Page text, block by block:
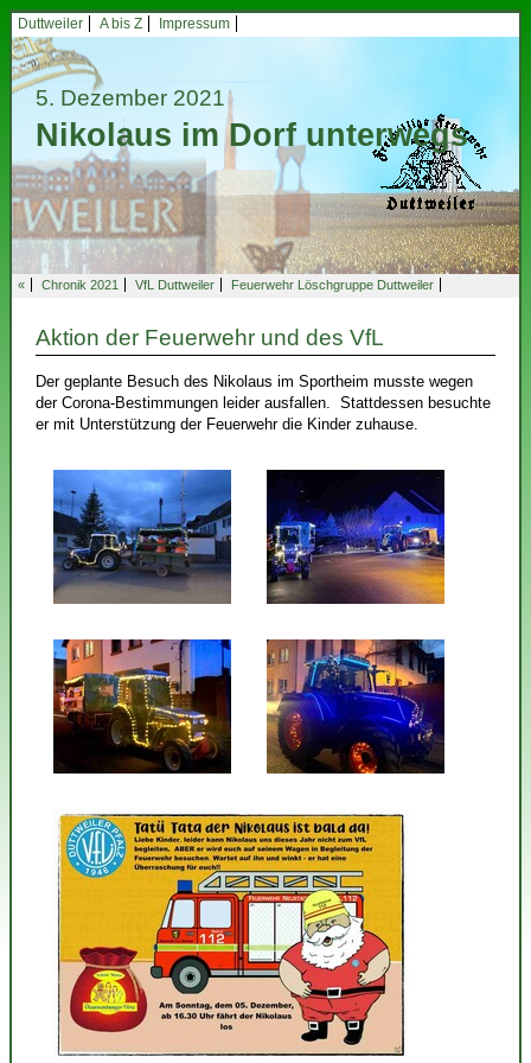
Duttweiler A bis Z Impressum
5. Dezember 2021
Nikolaus im Dorf unterwegs
« Chronik 2021 VfL Duttweiler Feuerwehr Löschgruppe Duttweiler
Aktion der Feuerwehr und des VfL
Der geplante Besuch des Nikolaus im Sportheim musste wegen
der Corona-Bestimmungen leider ausfallen. Stattdessen besuchte
er mit Unterstützung der Feuerwehr die Kinder zuhause.